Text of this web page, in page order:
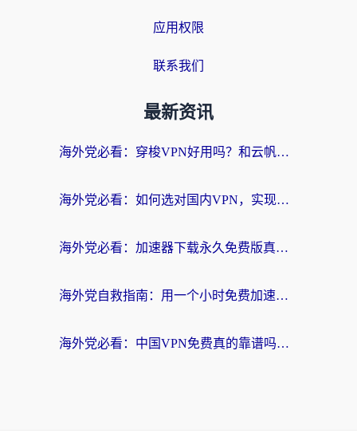
应用权限
联系我们
最新资讯
海外党必看：穿梭VPN好用吗？和云帆VPN对比哪个回国效果更好？附真实测评+避坑指南
海外党必看：如何选对国内VPN，实现无缝访问国内资源？
海外党必看：加速器下载永久免费版真的存在吗？教你无缝访问国内资源的正确姿势
海外党自救指南：用一个小时免费加速器，轻松打破国内资源访问壁垒？
海外党必看：中国VPN免费真的靠谱吗？手把手教你选对回国加速器